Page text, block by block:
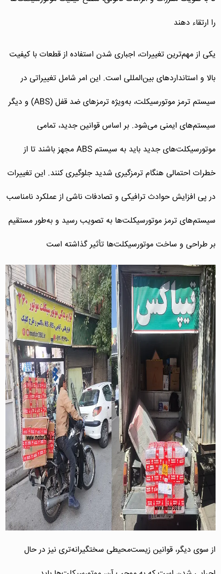
را ارتقاء دهند
یکی از مهم‌ترین تغییرات، اجباری شدن استفاده از قطعات با کیفیت
بالا و استانداردهای بین‌المللی است. این امر شامل تغییراتی در
سیستم ترمز موتورسیکلت، به‌ویژه ترمزهای ضد قفل (ABS) و دیگر
سیستم‌های ایمنی می‌شود. بر اساس قوانین جدید، تمامی
موتورسیکلت‌های جدید باید به سیستم ABS مجهز باشند تا از
خطرات احتمالی هنگام ترمزگیری شدید جلوگیری کنند. این تغییرات
در پی افزایش حوادث ترافیکی و تصادفات ناشی از عملکرد نامناسب
سیستم‌های ترمز موتورسیکلت‌ها به تصویب رسید و به‌طور مستقیم
بر طراحی و ساخت موتورسیکلت‌ها تأثیر گذاشته است
از سوی دیگر، قوانین زیست‌محیطی سختگیرانه‌تری نیز در حال